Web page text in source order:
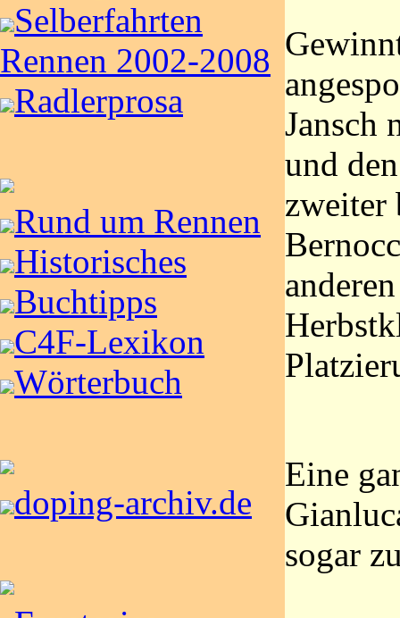
Selberfahrten
Rennen 2002-2008
Radlerprosa
Rund um Rennen
Historisches
Buchtipps
C4F-Lexikon
Wörterbuch
doping-archiv.de
Jansch
und
zweiter
Eine
sogar